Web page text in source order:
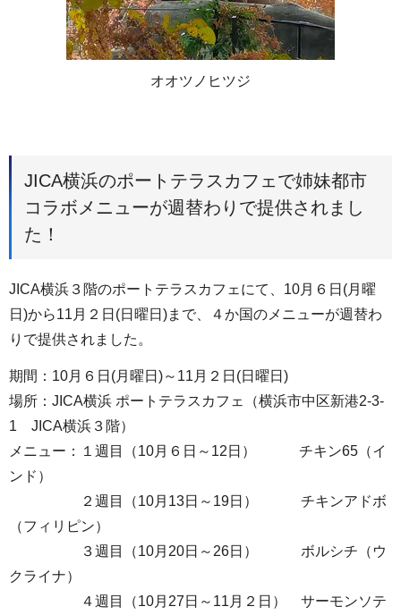
オオツノヒツジ
JICA横浜のポートテラスカフェで姉妹都市
コラボメニューが週替わりで提供されまし
た！
JICA横浜３階のポートテラスカフェにて、10月６日(月曜
日)から11月２日(日曜日)まで、４か国のメニューが週替わ
りで提供されました。
期間：10月６日(月曜日)～11月２日(日曜日)
場所：JICA横浜 ポートテラスカフェ（横浜市中区新港2-3-
1 JICA横浜３階）
メニュー：１週目（10月６日～12日） チキン65（イ
ンド）
２週目（10月13日～19日） チキンアドボ
（フィリピン）
３週目（10月20日～26日） ボルシチ（ウ
クライナ）
４週目（10月27日～11月２日） サーモンソテ